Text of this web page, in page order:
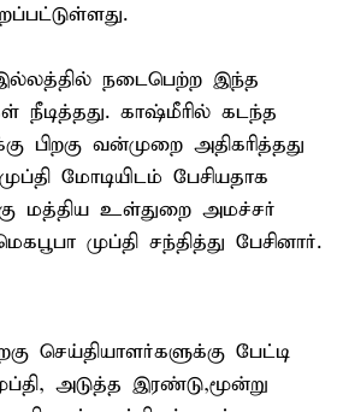
நடைபெற்ற இந்த
நீடித்தது. காஷ்மீரில் கடந்த
பிறகு வன்முறை அதிகரித்தது
மோடியிடம் பேசியதாக
மத்திய உள்துறை அமச்சர்
முப்தி சந்தித்து பேசினார்.
செய்தியாளர்களுக்கு பேட்டி
அடுத்த இரண்டு,மூன்று